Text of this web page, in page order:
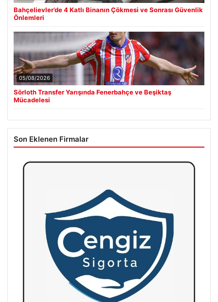
Bahçelievler’de 4 Katlı Binanın Çökmesi ve Sonrası Güvenlik
Önlemleri
05/08/2026
Sörloth Transfer Yarışında Fenerbahçe ve Beşiktaş
Mücadelesi
Son Eklenen Firmalar